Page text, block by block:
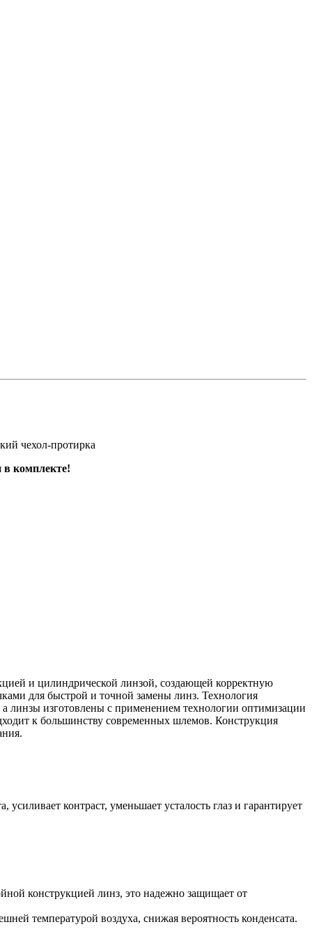
чехол-протирка
кoмплeкте!
и цилиндрической линзой, создающей корректную
для быстрой и точной замены линз. Технология
линзы изготовлены с применением технологии оптимизации
к большинству современных шлемов. Конструкция
контраст, уменьшает усталость глаз и гарантирует
конструкцией линз, это надежно защищает от
температурой воздуха, снижая вероятность конденсата.